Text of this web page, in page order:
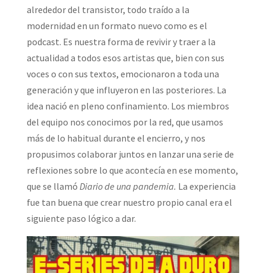
alrededor del transistor, todo traído a la
modernidad en un formato nuevo como es el
podcast. Es nuestra forma de revivir y traer a la
actualidad a todos esos artistas que, bien con sus
voces o con sus textos, emocionaron a toda una
generación y que influyeron en las posteriores. La
idea nació en pleno confinamiento. Los miembros
del equipo nos conocimos por la red, que usamos
más de lo habitual durante el encierro, y nos
propusimos colaborar juntos en lanzar una serie de
reflexiones sobre lo que acontecía en ese momento,
que se llamó Diario de una pandemia. La experiencia
fue tan buena que crear nuestro propio canal era el
siguiente paso lógico a dar.